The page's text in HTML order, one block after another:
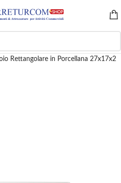
Rettangolare in Porcellana 27x17x2